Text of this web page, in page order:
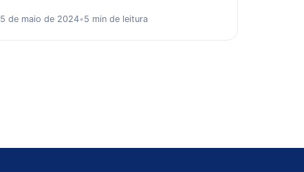
5 de maio de 2024•5 min de leitura